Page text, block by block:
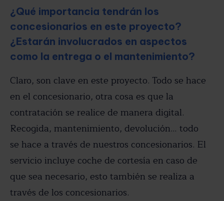
¿Qué importancia tendrán los
concesionarios en este proyecto?
¿Estarán involucrados en aspectos
como la entrega o el mantenimiento?
Claro, son clave en este proyecto. Todo se hace
en el concesionario, otra cosa es que la
contratación se realice de manera digital.
Recogida, mantenimiento, devolución… todo
se hace a través de nuestros concesionarios. El
servicio incluye coche de cortesía en caso de
que sea necesario, esto también se realiza a
través de los concesionarios.